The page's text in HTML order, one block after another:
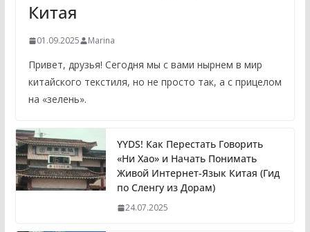
Китая
01.09.2025 Marina
Привет, друзья! Сегодня мы с вами нырнем в мир
китайского текстиля, но не просто так, а с прицелом
на «зелень».
YYDS! Как Перестать Говорить
«Ни Хао» и Начать Понимать
Живой Интернет-Язык Китая (Гид
по Сленгу из Дорам)
24.07.2025